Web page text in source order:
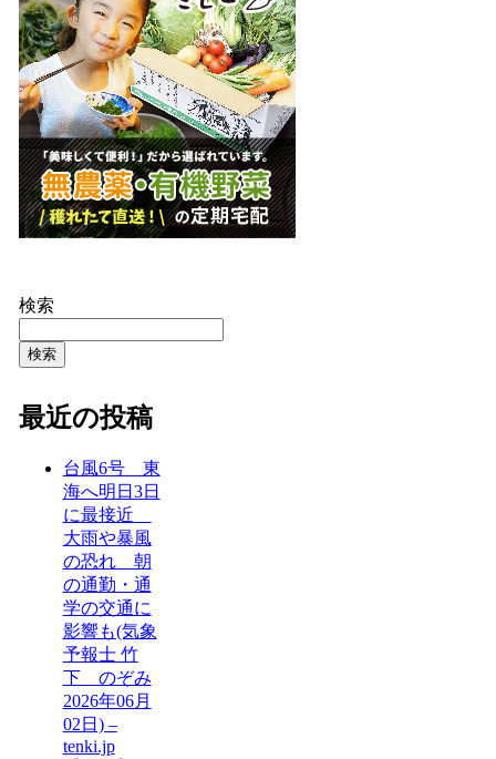
検索
検索
最近の投稿
台風6号 東
海へ明日3日
に最接近
大雨や暴風
の恐れ 朝
の通勤・通
学の交通に
影響も(気象
予報士 竹
下 のぞみ
2026年06月
02日) –
tenki.jp